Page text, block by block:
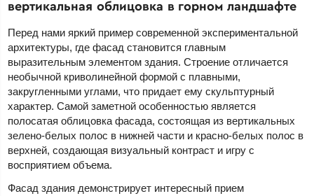
вертикальная облицовка в горном ландшафте
Перед нами яркий пример современной экспериментальной
архитектуры, где фасад становится главным
выразительным элементом здания. Строение отличается
необычной криволинейной формой с плавными,
закругленными углами, что придает ему скульптурный
характер. Самой заметной особенностью является
полосатая облицовка фасада, состоящая из вертикальных
зелено-белых полос в нижней части и красно-белых полос в
верхней, создающая визуальный контраст и игру с
восприятием объема.
Фасад здания демонстрирует интересный прием